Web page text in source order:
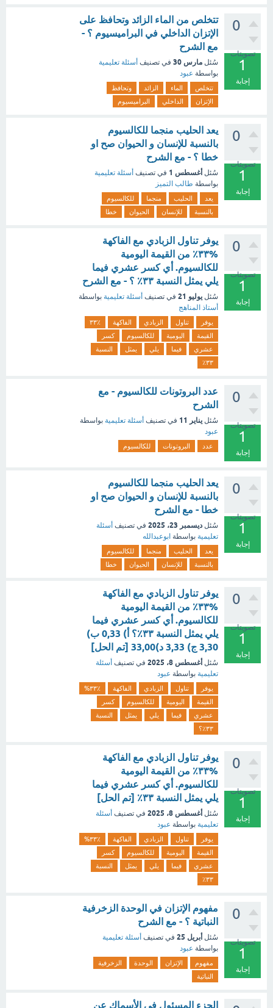
0
تصويتات
1
إجابة
تتخلص من الماء الزائد وتحافظ على
الإتزان الداخلي في البراميسيوم ؟ -
مع الشرح
سُئل مارس 30 في تصنيف أسئلة تعليمية
بواسطة عبود
تتخلص الماء الزائد
وتحافظ
الإتزان
الداخلي البراميسيوم
0
تصويتات
1
إجابة
يعد الحليب منجما للكالسيوم
بالنسبة للإنسان و الحيوان صح او
خطا ؟ - مع الشرح
سُئل أغسطس 1 في تصنيف أسئلة تعليمية
بواسطة طالب التميز
يعد الحليب منجما
للكالسيوم
بالنسبة
للإنسان الحيوان خطا
0
تصويتات
1
إجابة
يوفر تناول الزبادي مع الفاكهة
%۳۳٪ من القيمة اليومية
للكالسيوم. أي كسر عشري فيما
يلي يمثل النسبة ٣٣٪ ؟ - مع الشرح
سُئل يوليو 21 في تصنيف أسئلة تعليمية بواسطة
أستاذ المناهج
يوفر تناول الزبادي الفاكهة
۳۳٪
القيمة
اليومية للكالسيوم
كسر
عشري
فيما يلي يمثل
النسبة
٣٣٪
0
تصويتات
1
إجابة
عدد البروتونات للكالسيوم - مع
الشرح
سُئل يناير 11 في تصنيف أسئلة تعليمية بواسطة
عبود
عدد البروتونات للكالسيوم
0
تصويتات
1
إجابة
يعد الحليب منجما للكالسيوم
بالنسبة للإنسان و الحيوان صح او
خطا - مع الشرح
سُئل ديسمبر 23، 2025 في تصنيف أسئلة
تعليمية بواسطة ابوعبدالله
يعد الحليب منجما
للكالسيوم
بالنسبة
للإنسان الحيوان خطا
0
تصويتات
1
إجابة
يوفر تناول الزبادي مع الفاكهة
%۳۳٪ من القيمة اليومية
للكالسيوم. أي كسر عشري فيما
يلي يمثل النسبة ٣٣٪؟ أ) 0,33 ب)
3,30 ج) 3,33 د)33,00 [تم الحل]
سُئل أغسطس 8، 2025 في تصنيف أسئلة
تعليمية بواسطة عبود
يوفر تناول الزبادي الفاكهة
%۳۳٪
القيمة
اليومية للكالسيوم
كسر
عشري
فيما يلي يمثل
النسبة
٣٣٪؟
0
تصويتات
1
إجابة
يوفر تناول الزبادي مع الفاكهة
%۳۳٪ من القيمة اليومية
للكالسيوم. أي كسر عشري فيما
يلي يمثل النسبة ٣٣٪ [تم الحل]
سُئل أغسطس 8، 2025 في تصنيف أسئلة
تعليمية بواسطة عبود
يوفر تناول الزبادي الفاكهة
%۳۳٪
القيمة
اليومية للكالسيوم
كسر
عشري
فيما يلي يمثل
النسبة
٣٣٪
0
تصويتات
1
إجابة
مفهوم الإتزان في الوحدة الزخرفية
النباتية ؟ - مع الشرح
سُئل أبريل 25 في تصنيف أسئلة تعليمية
بواسطة عبود
مفهوم الإتزان الوحدة
الزخرفية
النباتية
الجزء المسئول في الأسماك عن